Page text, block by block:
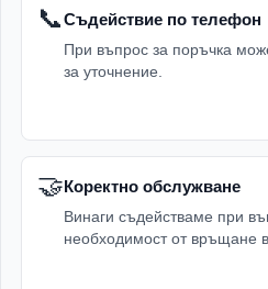
📞Съдействие по телефон
При въпрос за поръчка
за уточнение.
🤝Коректно обслужване
Винаги съдействаме при
необходимост от връщане